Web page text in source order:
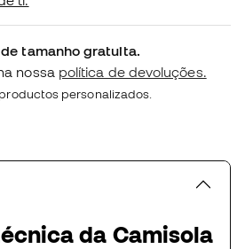
tamanho gratuita.
nossa política de devoluções.
personalizados.
da Camisola